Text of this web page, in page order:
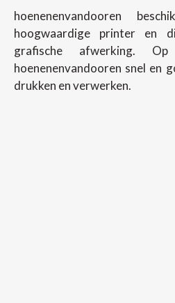
hoenenenvandooren
hoogwaardige printer en
grafische afwerking.
hoenenenvandooren snel en
drukken en verwerken.